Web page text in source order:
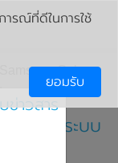
Galaxy
7 พร้อมระบบ
ารณ์ที่ดีในการใช้
ยอมรับ
ข่าวสาร